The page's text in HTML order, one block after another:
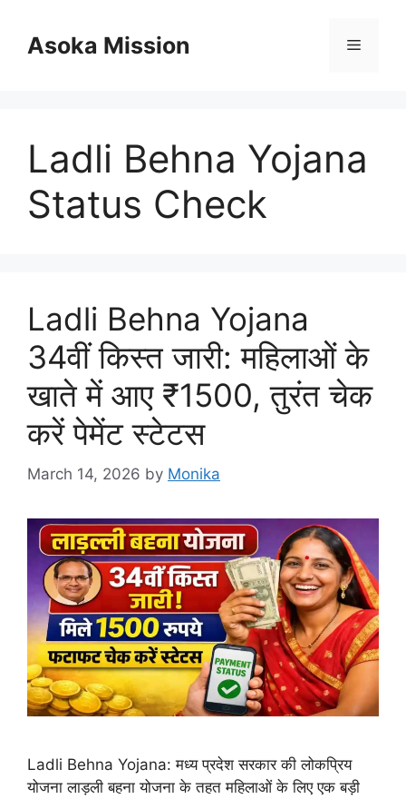
contentAsoka Mission Menu
Ladli Behna Yojana
Status Check
Ladli Behna Yojana
34वीं किस्त जारी: महिलाओं के
खाते में आए ₹1500, तुरंत चेक
करें पेमेंट स्टेटस
March 14, 2026 by Monika
Ladli Behna Yojana: मध्य प्रदेश सरकार की लोकप्रिय
योजना लाड़ली बहना योजना के तहत महिलाओं के लिए एक बड़ी